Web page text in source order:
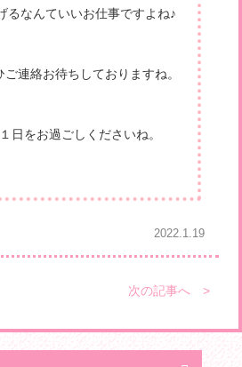
るなんていいお仕事ですよね♪
連絡お待ちしておりますね。
日をお過ごしくださいね。
2022.1.19
次の記事へ >